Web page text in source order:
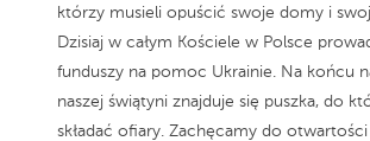
którzy musieli opuścić swoje domy i
Dzisiaj w całym Kościele w Polsce
funduszy na pomoc Ukrainie. Na końcu
naszej świątyni znajduje się puszka, do
składać ofiary. Zachęcamy do